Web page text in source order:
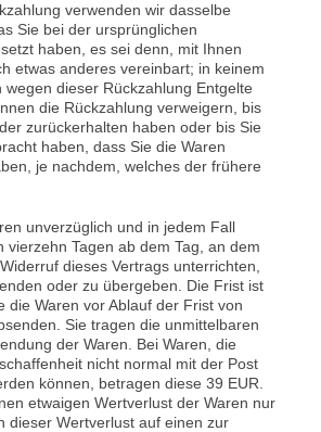
verwenden wir dasselbe
Sie bei der ursprünglichen
haben, es sei denn, mit Ihnen
etwas anderes vereinbart; in keinem
wegen dieser Rückzahlung Entgelte
die Rückzahlung verweigern, bis
zurückerhalten haben oder bis Sie
haben, dass Sie die Waren
je nachdem, welches der frühere
unverzüglich und in jedem Fall
vierzehn Tagen ab dem Tag, an dem
dieses Vertrags unterrichten,
oder zu übergeben. Die Frist ist
die Waren vor Ablauf der Frist von
Sie tragen die unmittelbaren
der Waren. Bei Waren, die
nicht normal mit der Post
können, betragen diese 39 EUR.
etwaigen Wertverlust der Waren nur
dieser Wertverlust auf einen zur